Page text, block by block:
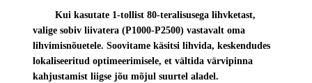
Kui kasutate 1-tollist 80-teralisusega lihvketast,
valige sobiv liivatera (P1000-P2500) vastavalt oma
lihvimisnõuetele. Soovitame käsitsi lihvida, keskendudes
lokaliseeritud optimeerimisele, et vältida värvipinna
kahjustamist liigse jõu mõjul suurtel aladel.